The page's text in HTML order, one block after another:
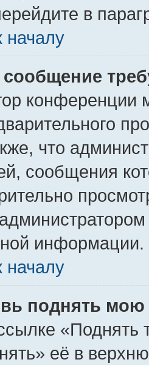
в
началу
конференции
что
сообщения
информации.
началу
поднять мою
«Поднять
её в